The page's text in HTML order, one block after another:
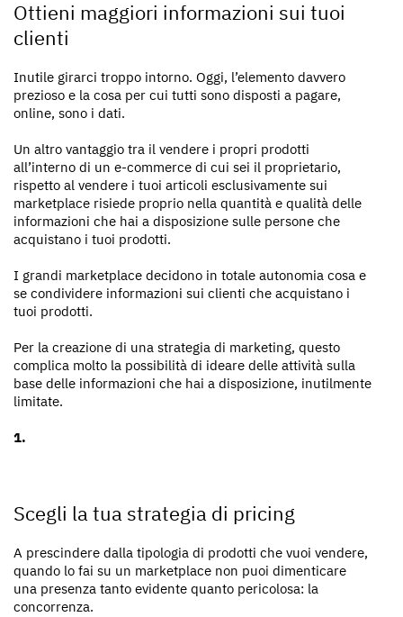
Ottieni maggiori informazioni sui tuoi
clienti
Inutile girarci troppo intorno. Oggi, l’elemento davvero
prezioso e la cosa per cui tutti sono disposti a pagare,
online, sono i dati.
Un altro vantaggio tra il vendere i propri prodotti
all’interno di un e-commerce di cui sei il proprietario,
rispetto al vendere i tuoi articoli esclusivamente sui
marketplace risiede proprio nella quantità e qualità delle
informazioni che hai a disposizione sulle persone che
acquistano i tuoi prodotti.
I grandi marketplace decidono in totale autonomia cosa e
se condividere informazioni sui clienti che acquistano i
tuoi prodotti.
Per la creazione di una strategia di marketing, questo
complica molto la possibilità di ideare delle attività sulla
base delle informazioni che hai a disposizione, inutilmente
limitate.
Scegli la tua strategia di pricing
A prescindere dalla tipologia di prodotti che vuoi vendere,
quando lo fai su un marketplace non puoi dimenticare
una presenza tanto evidente quanto pericolosa: la
concorrenza.